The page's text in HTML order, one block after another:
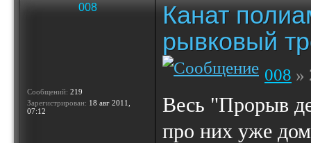
008
Сообщений: 219
Зарегистрирован: 18 авг 2011,
07:12
Канат
рывковый
008 »
Весь "Прорыв
про них уже